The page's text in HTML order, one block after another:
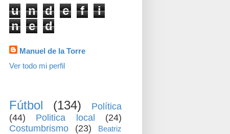
u n d e f
i
n
e d
Manuel de la Torre
Ver todo mi perfil
Fútbol (134)
Política
(44)
Politica local
(24)
Costumbrismo
(23)
Beatriz